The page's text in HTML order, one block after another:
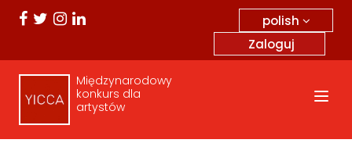
polish
Zaloguj
Międzynarodowy
konkurs dla
artystów